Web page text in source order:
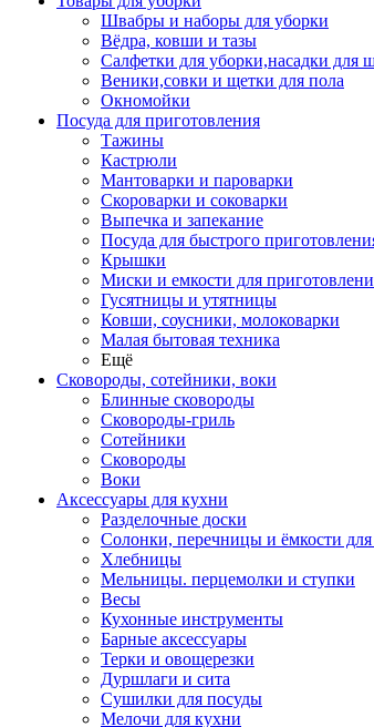
Швабры и наборы для уборки
Вёдра, ковши и тазы
Салфетки для уборки,насадки для
Веники,совки и щетки для пола
Окномойки
Посуда для приготовления
Тажины
Кастрюли
Мантоварки и пароварки
Скороварки и соковарки
Выпечка и запекание
Посуда для быстрого
Крышки
Миски и емкости для
Гусятницы и утятницы
Ковши, соусники, молоковарки
Малая бытовая техника
Ещё
Сковороды, сотейники, воки
Блинные сковороды
Сковороды-гриль
Сотейники
Сковороды
Воки
Аксессуары для кухни
Разделочные доски
Солонки, перечницы и ёмкости
Хлебницы
Мельницы. перцемолки и ступки
Весы
Кухонные инструменты
Барные аксессуары
Терки и овощерезки
Дуршлаги и сита
Сушилки для посуды
Мелочи для кухни